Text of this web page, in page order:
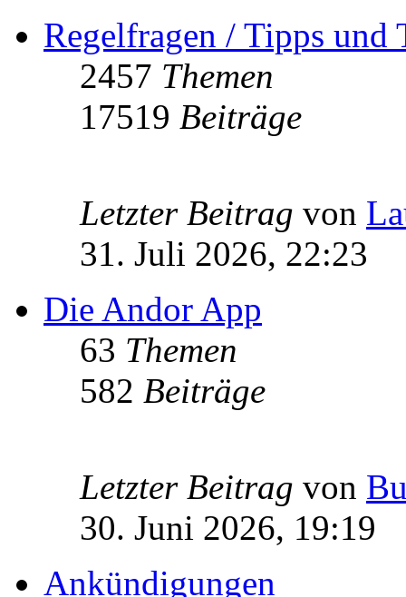
Regelfragen / Tipps und
2457 Themen
17519 Beiträge
Letzter Beitrag von
31. Juli 2026, 22:23
Die Andor App
63 Themen
582 Beiträge
Letzter Beitrag von
30. Juni 2026, 19:19
Ankündigungen